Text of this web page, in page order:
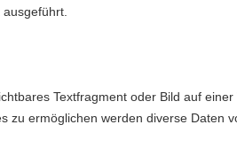
Textfragment oder Bild auf
zu ermöglichen werden diverse Daten